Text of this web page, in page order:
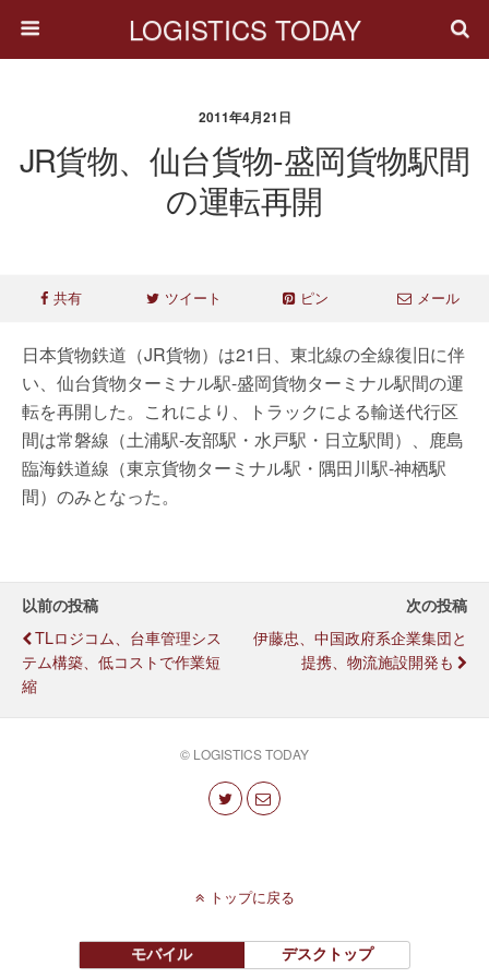
LOGISTICS TODAY
2011年4月21日
JR貨物、仙台貨物-盛岡貨物駅間
の運転再開
共有 ツイート ピン メール
日本貨物鉄道（JR貨物）は21日、東北線の全線復旧に伴
い、仙台貨物ターミナル駅-盛岡貨物ターミナル駅間の運
転を再開した。これにより、トラックによる輸送代行区
間は常磐線（土浦駅-友部駅・水戸駅・日立駅間）、鹿島
臨海鉄道線（東京貨物ターミナル駅・隅田川駅-神栖駅
間）のみとなった。
以前の投稿
TLロジコム、台車管理シス
テム構築、低コストで作業短
縮
次の投稿
伊藤忠、中国政府系企業集団と
提携、物流施設開発も
© LOGISTICS TODAY
トップに戻る
モバイル デスクトップ